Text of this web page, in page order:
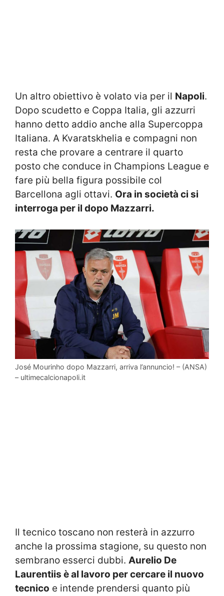
Un altro obiettivo è volato via per il Napoli.
Dopo scudetto e Coppa Italia, gli azzurri
hanno detto addio anche alla Supercoppa
Italiana. A Kvaratskhelia e compagni non
resta che provare a centrare il quarto
posto che conduce in Champions League e
fare più bella figura possibile col
Barcellona agli ottavi. Ora in società ci si
interroga per il dopo Mazzarri.
José Mourinho dopo Mazzarri, arriva l’annuncio! – (ANSA)
– ultimecalcionapoli.it
Il tecnico toscano non resterà in azzurro
anche la prossima stagione, su questo non
sembrano esserci dubbi. Aurelio De
Laurentiis è al lavoro per cercare il nuovo
tecnico e intende prendersi quanto più